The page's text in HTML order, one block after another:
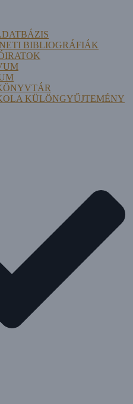
BIBLIOGRÁFIÁK
KÜLÖNGYŰJTEMÉNY